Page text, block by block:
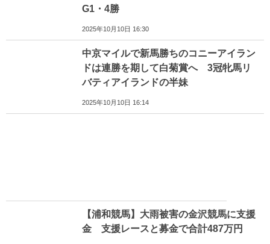
G1・4勝
2025年10月10日 16:30
中京マイルで新馬勝ちのコニーアイラン
ドは連勝を期して白菊賞へ 3冠牝馬リ
バティアイランドの半妹
2025年10月10日 16:14
【浦和競馬】大雨被害の金沢競馬に支援
金 支援レースと募金で合計487万円